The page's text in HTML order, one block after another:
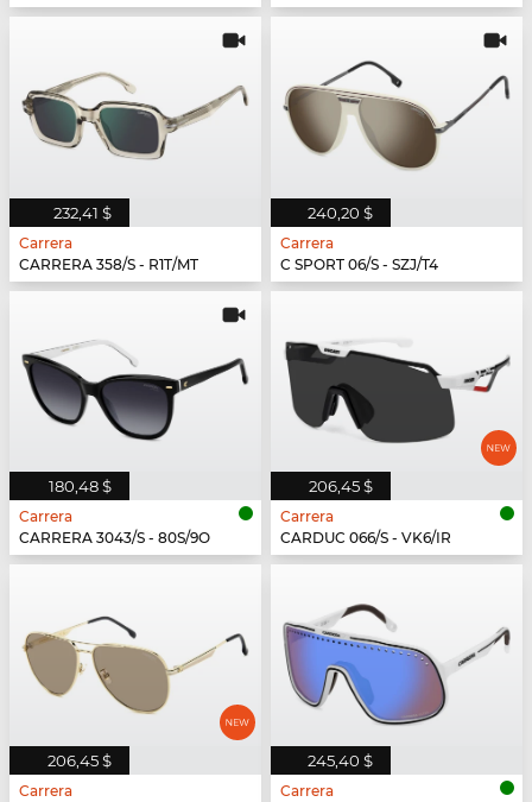
232,41 $
Carrera
CARRERA 358/S - R1T/MT
240,20 $
Carrera
C SPORT 06/S - SZJ/T4
180,48 $
Carrera
CARRERA 3043/S - 80S/9O
206,45 $
Carrera
CARDUC 066/S - VK6/IR
206,45 $
Carrera
245,40 $
Carrera